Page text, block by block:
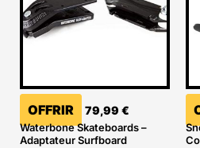
OFFRIR 79,99 €
Waterbone Skateboards –
Adaptateur Surfboard